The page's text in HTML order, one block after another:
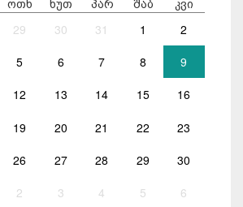
ოთხ ხუთ პარ შაბ კვი
29 30 31 1 2
5 6 7 8 9
12 13 14 15 16
19 20 21 22 23
26 27 28 29 30
2 3 4 5 6